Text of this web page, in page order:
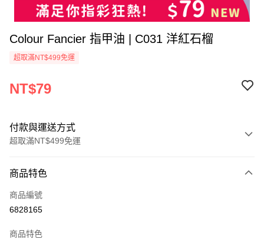
Colour Fancier 指甲油 | C031 洋紅石榴
超取滿NT$499免運
NT$79
付款與運送方式
超取滿NT$499免運
信用卡一次付款
超商取貨付款
商品特色
商品編號
6828165
商品特色